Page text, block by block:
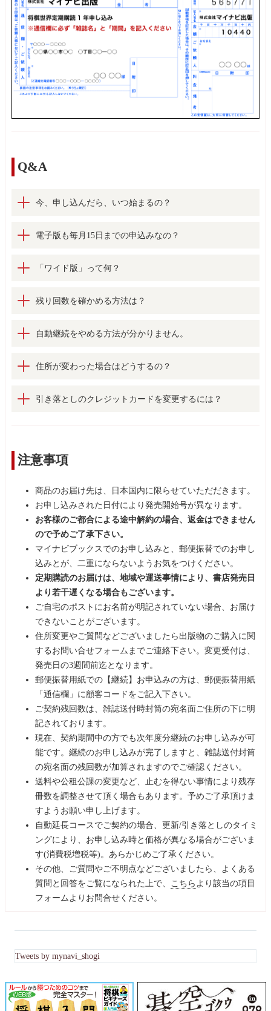
Q&A
今、申し込んだら、いつ始まるの？
将棋世界は毎月3日発売です（月によっては前倒しの場合あ
で次の最新号からお届けいたします。例えば1月15日8時にお
申込み手続きいただいた場合、2月3日発売号からお届けいた
月）発売号からのお届け開始となってしまいますのでご注意
電子版も毎月15日までの申込みなの？
いいえ。「お支払い方法」の「マイナビブックスでお申し込
で、ご注意ください。
「ワイド版」って何？
ワイド版とは、通常の将棋世界の2倍（A4サイズ）の大きさの
世界をお楽しみいただけます！通常の書店では販売していな
い、マイナビブックス限定の書籍となっておりますので、こ
ワイド版は毎月15日頃の発売です。
残り回数を確かめる方法は？
マイページ（https://book.mynavi.jp/mypage/）
自動継続をやめる方法が分かりません。
年額自動延長を解約する場合はマイページ上の残回数が
注文分の項目左下に「
ます。次年度の更新のための決済が行われる前までに、「継
住所が変わった場合はどうするの？
こちらの お問合せフォーム
より新しい住所をご連絡くださ
引き落としのクレジットカードを変更するには？
イページ内、「
注意事項
商品のお届け先は、日本国内に限らせていただだきます。
お申し込みされた日付により発売開始号が異なります。
お客様のご都合による途中解約の場合、返金はできません
ので予めご了承下さい。
マイナビブックスでのお申し込みと、郵便振替でのお申し
込みとが、二重にならないようお気をつけください。
定期購読のお届けは、地域や運送事情により、書店発売日
より若干遅くなる場合もございます。
ご自宅のポストにお名前が明記されていない場合、お届け
できないことがございます。
住所変更やご質問などございましたら出版物のご購入に関
するお問い合せフォームまでご連絡下さい。変更受付は、
発売日の3週間前迄となります。
郵便振替用紙での【継続】お申込みの方は、郵便振替用紙
「通信欄」に顧客コードをご記入下さい。
ご契約残回数は、雑誌送付時封筒の宛名面ご住所の下に明
記されております。
現在、契約期間中の方でも次年度分継続のお申し込みが可
能です。継続のお申し込みが完了しますと、雑誌送付封筒
の宛名面の残回数が加算されますのでご確認ください。
送料や公租公課の変更など、止むを得ない事情により残存
冊数を調整させて頂く場合もあります。予めご了承頂けま
すようお願い申し上げます。
自動延長コースでご契約の場合、更新/引き落としのタイミ
ングにより、お申し込み時と価格が異なる場合がございま
す(消費税増税等)。あらかじめご了承ください。
その他、ご質問やご不明点などございましたら、よくある
質問と回答をご覧になられた上で、
こちら より該当の項目
フォームよりお問合せください。
Tweets by mynavi_shogi